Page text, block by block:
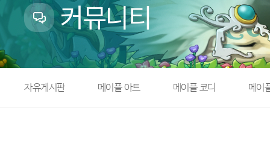
메이플 알림판
with maple
추가정보
커뮤니티
자유게시판 메이플 아트 메이플 코디 메이